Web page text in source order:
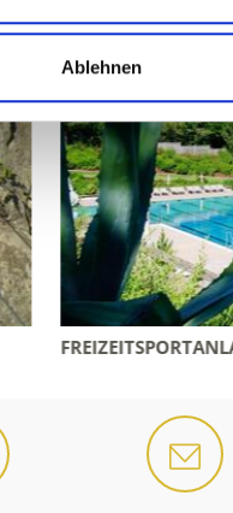
Ablehnen